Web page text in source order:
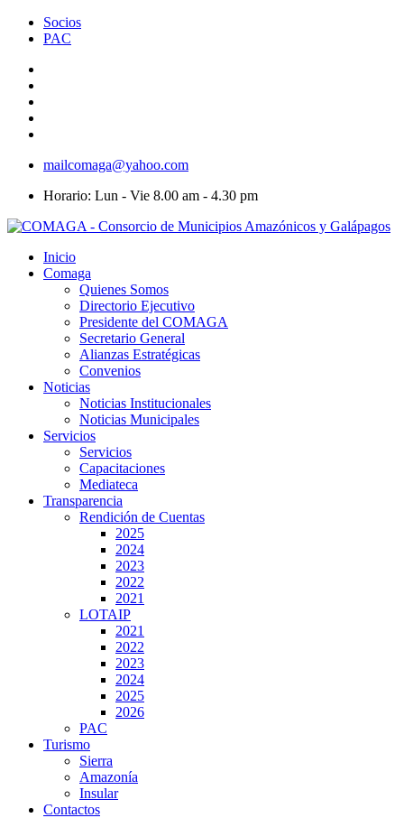
Socios
PAC
mailcomaga@yahoo.com
Horario: Lun - Vie 8.00 am - 4.30 pm
Inicio
Comaga
Quienes Somos
Directorio Ejecutivo
Presidente del COMAGA
Secretario General
Alianzas Estratégicas
Convenios
Noticias
Noticias Institucionales
Noticias Municipales
Servicios
Servicios
Capacitaciones
Mediateca
Transparencia
Rendición de Cuentas
2025
2024
2023
2022
2021
LOTAIP
2021
2022
2023
2024
2025
2026
PAC
Turismo
Sierra
Amazonía
Insular
Contactos